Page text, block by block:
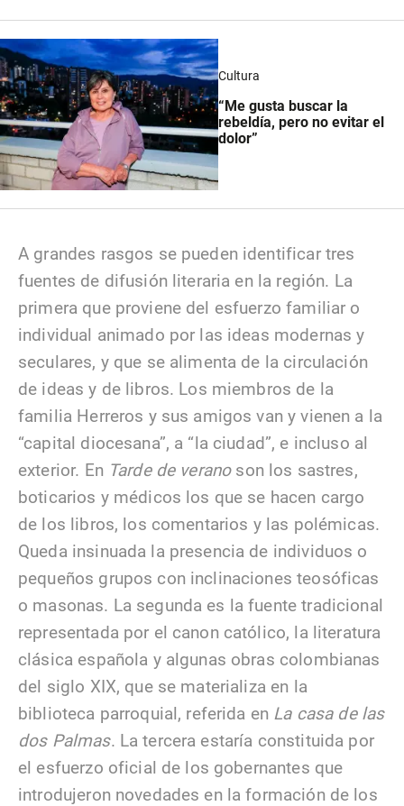
Cultura
“Me gusta buscar la
rebeldía, pero no evitar el
dolor”
A grandes rasgos se pueden identificar tres
fuentes de difusión literaria en la región. La
primera que proviene del esfuerzo familiar o
individual animado por las ideas modernas y
seculares, y que se alimenta de la circulación
de ideas y de libros. Los miembros de la
familia Herreros y sus amigos van y vienen a la
“capital diocesana”, a “la ciudad”, e incluso al
exterior. En Tarde de veranoson los sastres,
boticarios y médicos los que se hacen cargo
de los libros, los comentarios y las polémicas.
Queda insinuada la presencia de individuos o
pequeños grupos con inclinaciones teosóficas
o masonas. La segunda es la fuente tradicional
representada por el canon católico, la literatura
clásica española y algunas obras colombianas
del siglo XIX, que se materializa en la
biblioteca parroquial, referida en La casa de las
dos Palmas. La tercera estaría constituida por
el esfuerzo oficial de los gobernantes que
introdujeron novedades en la formación de los